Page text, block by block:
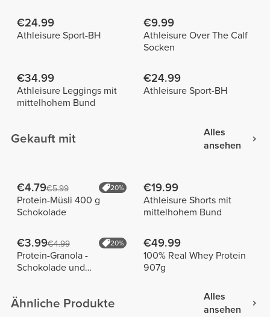
€24.99
Athleisure Sport-BH
€9.99
Athleisure Over The Calf
Socken
€34.99
Athleisure Leggings mit
mittelhohem Bund
€24.99
Athleisure Sport-BH
Gekauft mit
Alles
ansehen
€4.79€5.99 20%
Protein-Müsli 400 g
Schokolade
€19.99
Athleisure Shorts mit
mittelhohem Bund
€3.99€4.99 20%
Protein-Granola -
Schokolade und
€49.99
100% Real Whey Protein
907g
Ähnliche Produkte
Alles
ansehen